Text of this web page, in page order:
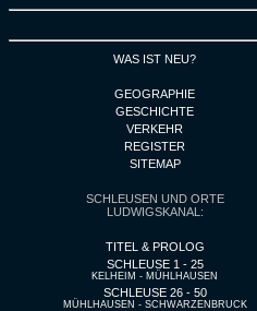
WAS IST NEU?
GEOGRAPHIE
GESCHICHTE
VERKEHR
REGISTER
SITEMAP
SCHLEUSEN UND ORTE
LUDWIGSKANAL:
TITEL & PROLOG
SCHLEUSE 1 - 25
KELHEIM - MÜHLHAUSEN
SCHLEUSE 26 - 50
MÜHLHAUSEN - SCHWARZENBRUCK